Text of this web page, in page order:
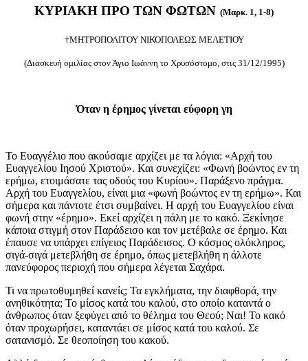
ΚΥΡΙΑΚΗ ΠΡΟ ΤΩΝ ΦΩΤΩΝ (Μαρκ. 1, 1-8)
†ΜΗΤΡΟΠΟΛΙΤΟΥ ΝΙΚΟΠΟΛΕΩΣ ΜΕΛΕΤΙΟΥ
(Διασκευή ομιλίας στον Άγιο Ιωάννη το Χρυσόστομο, στις 31/12/1995)
Όταν η έρημος γίνεται εύφορη γη
Το Ευαγγέλιο που ακούσαμε αρχίζει με τα λόγια: «Αρχή του
Ευαγγελίου Ιησού Χριστού». Και συνεχίζει: «Φωνή βοώντος εν τη
ερήμω, ετοιμάσατε τας οδούς του Κυρίου». Παράξενο πράγμα.
Αρχή του Ευαγγελίου, είναι μια «φωνή βοώντος εν τη ερήμω». Και
σήμερα και πάντοτε έτσι συμβαίνει. Η αρχή του Ευαγγελίου είναι
φωνή στην «έρημο». Εκεί αρχίζει η πάλη με το κακό. Ξεκίνησε
κάποια στιγμή στον Παράδεισο και τον μετέβαλε σε έρημο. Και
έπαυσε να υπάρχει επίγειος Παράδεισος. Ο κόσμος ολόκληρος,
σιγά-σιγά μετεβλήθη σε έρημο, όπως μετεβλήθη η άλλοτε
πανεύφορος περιοχή που σήμερα λέγεται Σαχάρα.
Τι να πρωτοθυμηθεί κανείς; Τα εγκλήματα, την διαφθορά, την
ανηθικότητα; Το μίσος κατά του καλού, στο οποίο καταντά ο
άνθρωπος όταν ξεφύγει από το θέλημα του Θεού; Ναι! Το κακό
όταν προχωρήσει, καταντάει σε μίσος κατά του καλού. Σε
σατανισμό. Σε θεοποίηση του κακού.